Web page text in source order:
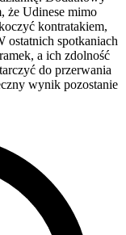
że Udinese mimo
kontratakiem,
ostatnich spotkaniach
a ich zdolność
do przerwania
wynik pozostanie